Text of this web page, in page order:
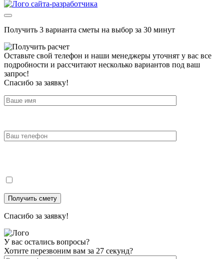
Получить 3 варианта сметы на выбор за 30 минут
Оставьте свой телефон и наши менеджеры уточнят у вас все
подробности и рассчитают несколько вариантов под ваш
запрос!
Спасибо за заявку!
Спасибо за заявку!
У вас остались вопросы?
Хотите перезвоним вам за 27 секунд?